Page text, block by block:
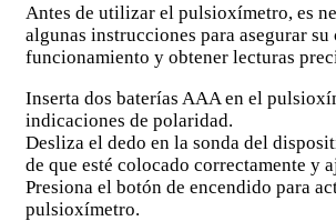
Antes de utilizar el pulsioxímetro, es
algunas instrucciones para asegurar su
funcionamiento y obtener lecturas
Inserta dos baterías AAA en el
indicaciones de polaridad.
Desliza el dedo en la sonda del
de que esté colocado correctamente y
Presiona el botón de encendido para
pulsioxímetro.